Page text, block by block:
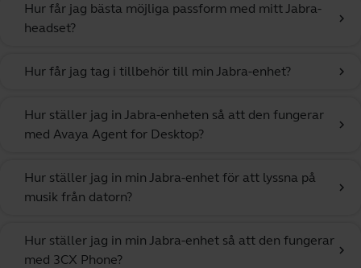
Hur får jag bästa möjliga passform med mitt Jabra-
headset?
chevron_right
Hur får jag tag i tillbehör till min Jabra-enhet? chevron_right
Hur ställer jag in Jabra-enheten så att den fungerar
med Avaya Agent for Desktop?
chevron_right
Hur ställer jag in min Jabra-enhet för att lyssna på
musik från datorn?
chevron_right
Hur ställer jag in min Jabra-enhet så att den fungerar
med 3CX Phone?
chevron_right